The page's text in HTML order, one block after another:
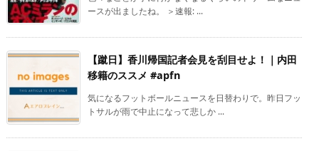
ースが出ましたね。 ＞速報: ...
【蹴日】香川帰国記者会見を刮目せよ！｜内田
移籍のススメ #apfn
気になるフットボールニュースを日替わりで。昨日フッ
トサルが雨で中止になって悲しか ...